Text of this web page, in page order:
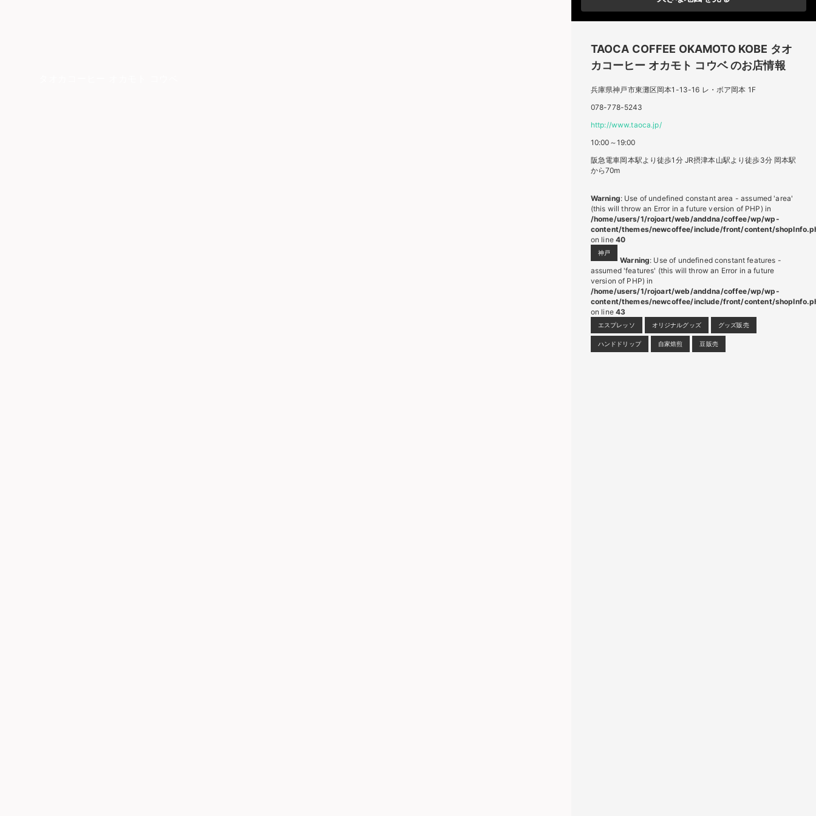
TAOCA COFFEE OKAMOTO KOBE タオ
カコーヒー オカモト コウベのお店情報
兵庫県神戸市東灘区岡本1-13-16 レ・ボア岡本 1F
078-778-5243
http://www.taoca.jp/
10:00～19:00
阪急電車岡本駅より徒歩1分 JR摂津本山駅より徒歩3分 岡本駅
から70m
Warning: Use of undefined constant area - assumed 'area'
(this will throw an Error in a future version of PHP) in
/home/users/1/rojoart/web/anddna/coffee/wp/wp-
content/themes/newcoffee/include/front/content/
on line 40
神戸
Warning: Use of undefined constant features -
assumed 'features' (this will throw an Error in a future
version of PHP) in
/home/users/1/rojoart/web/anddna/coffee/wp/wp-
content/themes/newcoffee/include/front/content/
on line 43
エスプレッソ オリジナルグッズ グッズ販売
ハンドドリップ 自家焙煎 豆販売